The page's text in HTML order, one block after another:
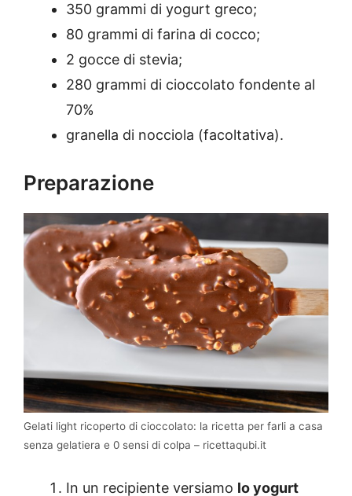
350 grammi di yogurt greco;
80 grammi di farina di cocco;
2 gocce di stevia;
280 grammi di cioccolato fondente al
70%
granella di nocciola (facoltativa).
Preparazione
Gelati light ricoperto di cioccolato: la ricetta per farli a casa
senza gelatiera e 0 sensi di colpa – ricettaqubi.it
In un recipiente versiamo lo yogurt